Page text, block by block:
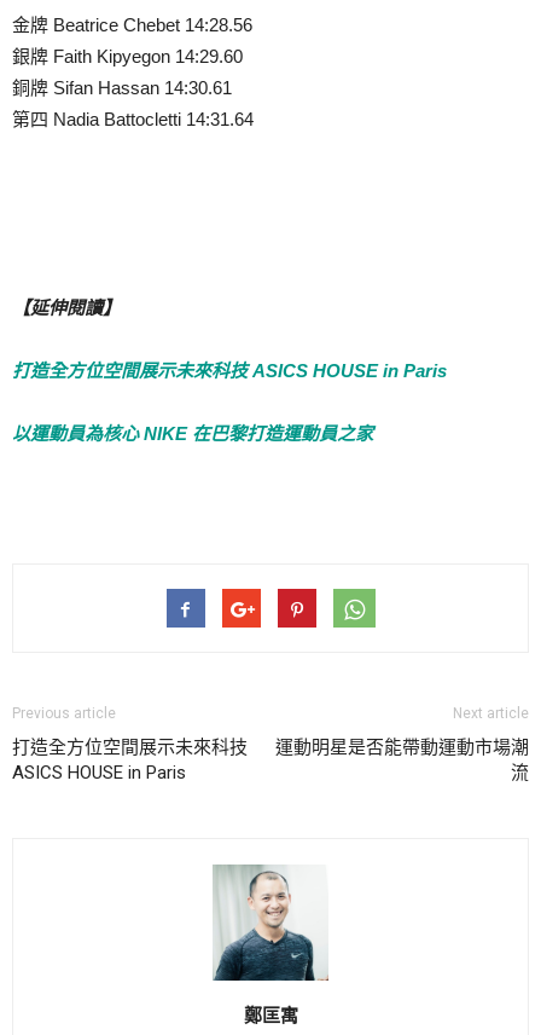
金牌 Beatrice Chebet 14:28.56
銀牌 Faith Kipyegon 14:29.60
銅牌 Sifan Hassan 14:30.61
第四 Nadia Battocletti 14:31.64
【延伸閱讀】
打造全方位空間展示未來科技 ASICS HOUSE in Paris
以運動員為核心 NIKE 在巴黎打造運動員之家
Previous article
打造全方位空間展示未來科技
ASICS HOUSE in Paris
Next article
運動明星是否能帶動運動市場潮
流
鄭匡寓